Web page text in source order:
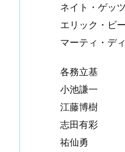
ネイト・ゲッ
エリック・ビ
マーティ・デ
各務立基
小池謙一
江藤博樹
志田有彩
祐仙勇